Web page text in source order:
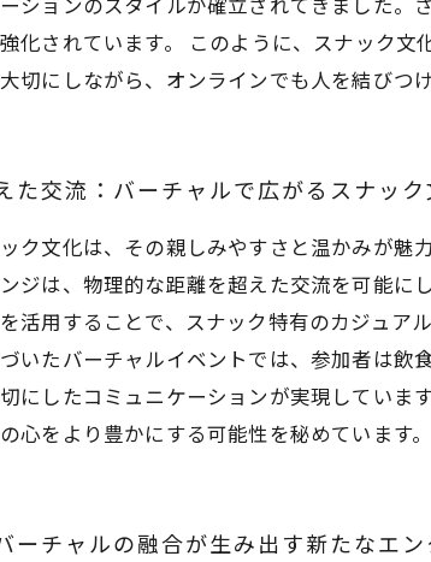
ションのスタイルが確立されてきました。
化されています。 このように、スナック
切にしながら、オンラインでも人を結びつ
た交流：バーチャルで広がるスナック
ク文化は、その親しみやすさと温かみが
ジは、物理的な距離を超えた交流を可能に
を活用することで、スナック特有のカジュ
いたバーチャルイベントでは、参加者は飲
にしたコミュニケーションが実現していま
心をより豊かにする可能性を秘めています。
ーチャルの融合が生み出す新たなエン